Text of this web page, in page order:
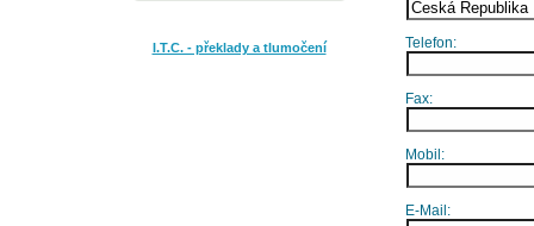
I.T.C. - překlady a tlumočení Telefon:
Fax:
Mobil:
E-Mail: